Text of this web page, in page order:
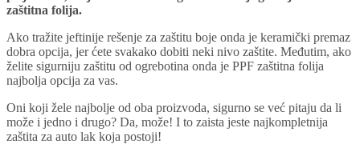
zaštitna folija.
Ako tražite jeftinije rešenje za zaštitu boje onda je keramički premaz
dobra opcija, jer ćete svakako dobiti neki nivo zaštite. Međutim, ako
želite sigurniju zaštitu od ogrebotina onda je PPF zaštitna folija
najbolja opcija za vas.
Oni koji žele najbolje od oba proizvoda, sigurno se već pitaju da li
može i jedno i drugo? Da, može! I to zaista jeste najkompletnija
zaštita za auto lak koja postoji!